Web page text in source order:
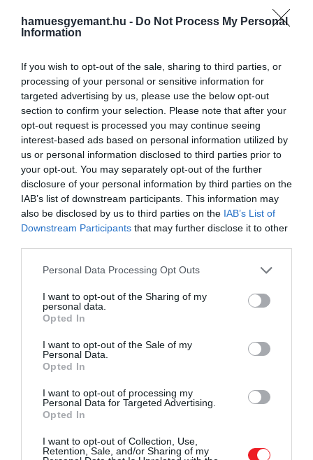
hamuesgyemant.hu - Do Not Process My Personal
Information
If you wish to opt-out of the sale, sharing to third parties, or
processing of your personal or sensitive information for
targeted advertising by us, please use the below opt-out
section to confirm your selection. Please note that after your
opt-out request is processed you may continue seeing
interest-based ads based on personal information utilized by
us or personal information disclosed to third parties prior to
your opt-out. You may separately opt-out of the further
disclosure of your personal information by third parties on the
IAB’s list of downstream participants. This information may
also be disclosed by us to third parties on the IAB’s List of
Downstream Participants that may further disclose it to other
Please note that this website/app uses one or more Google
not limited to your visit or usage behaviour. You may click to
grant or deny consent to Google and its third-party tags to
use your data for below specified purposes in below Google
consent section.
Personal Data Processing Opt Outs
I want to opt-out of the Sharing of my
personal data.
Opted In
I want to opt-out of the Sale of my
Personal Data.
Opted In
I want to opt-out of processing my
Personal Data for Targeted Advertising.
Opted In
I want to opt-out of Collection, Use,
Retention, Sale, and/or Sharing of my
ben volt, amikor a Grammy-díjátadón elénekelte a
What's Love Got to Do With It-et, de ugyanabban az
évben elnyerte az év lemeze címet is. A rock 'N' roll
láthatjuk, ez pedig látszik energikus, magabiztos és
kissé incselkedő előadásmódján.
Tina Turner és Elton John - The Bitch Is
Back (Divas Live)
Turner ésElton John
csinált és barátok voltak, legalábbis a felvételek
Az énekesMe című memoárjában írt a próbák alatti